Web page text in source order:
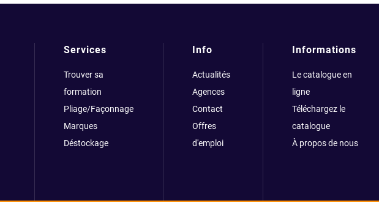
Services
Trouver sa
formation
Pliage/Façonnage
Marques
Déstockage
Info
Actualités
Agences
Contact
Offres
d'emploi
Informations
Le catalogue en
ligne
Téléchargez le
catalogue
À propos de nous